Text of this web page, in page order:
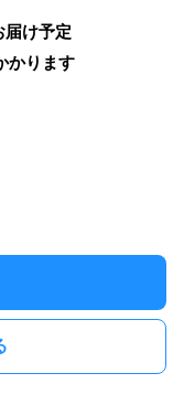
届け予定
かります